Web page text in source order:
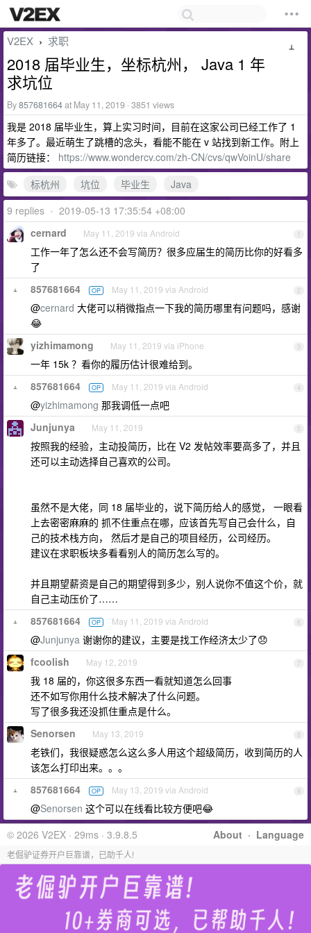
V2EX › 求职
2018 届毕业生，坐标杭州， Java 1 年
求坑位
By857681664at May 11, 2019 · 3851 views
我是 2018 届毕业生，算上实习时间，目前在这家公司已经工作了 1
年多了。最近萌生了跳槽的念头，看能不能在 v 站找到新工作。附上
简历链接： https://www.wondercv.com/zh-CN/cvs/qwVoinU/share
标杭州
坑位 毕业生
Java
9 replies • 2019-05-13 17:35:54 +08:00
1
cernard May 11, 2019 via Android
工作一年了怎么还不会写简历？很多应届生的简历比你的好看多
了
2
857681664 OP May 11, 2019 via Android
@cernard 大佬可以稍微指点一下我的简历哪里有问题吗，感谢
😂
3
yizhimamong May 11, 2019 via iPhone
一年 15k ？看你的履历估计很难给到。
4
857681664 OP May 11, 2019 via Android
@yizhimamong 那我调低一点吧
5
Junjunya May 11, 2019
按照我的经验，主动投简历，比在 V2 发帖效率要高多了，并且
还可以主动选择自己喜欢的公司。
虽然不是大佬，同 18 届毕业的，说下简历给人的感觉， 一眼看
上去密密麻麻的 抓不住重点在哪，应该首先写自己会什么，自
己的技术栈方向， 然后才是自己的项目经历，公司经历。
建议在求职板块多看看别人的简历怎么写的。
并且期望薪资是自己的期望得到多少，别人说你不值这个价，就
自己主动压价了……
6
857681664 OP May 11, 2019 via Android
@Junjunya 谢谢你的建议，主要是找工作经济太少了😞
7
fcoolish May 12, 2019
我 18 届的，你这很多东西一看就知道怎么回事
还不如写你用什么技术解决了什么问题。
写了很多我还没抓住重点是什么。
8
Senorsen May 13, 2019
老铁们，我很疑惑怎么这么多人用这个超级简历，收到简历的人
该怎么打印出来。。。
9
857681664 OP May 13, 2019 via Android
@Senorsen 这个可以在线看比较方便吧😂
About · Language
© 2026 V2EX · 29ms · 3.9.8.5
老倔驴证券开户巨靠谱，已助千人!